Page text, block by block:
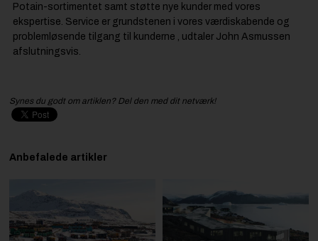
Potain-sortimentet samt støtte nye kunder med vores
ekspertise. Service er grundstenen i vores værdiskabende og
problemløsende tilgang til kunderne , udtaler John Asmussen
afslutningsvis.
Synes du godt om artiklen? Del den med dit netværk!
Anbefalede artikler